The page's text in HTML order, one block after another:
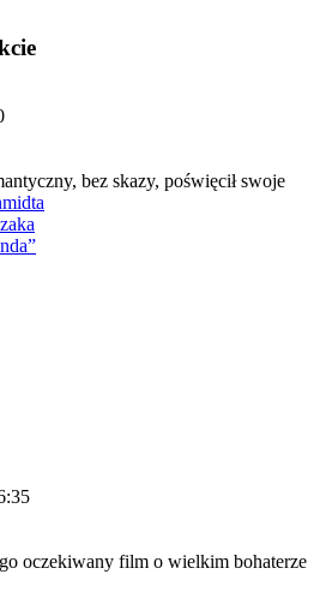
bez skazy, poświęcił swoje
oczekiwany film o wielkim bohaterze